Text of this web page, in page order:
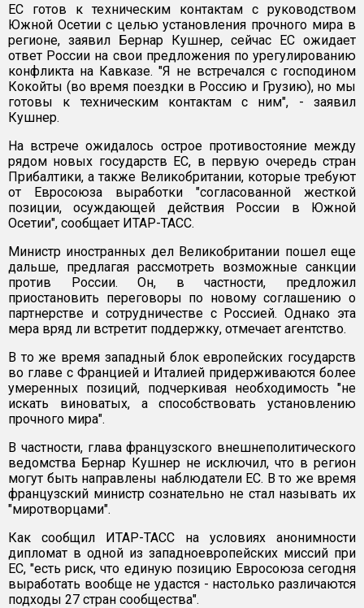
ЕС готов к техническим контактам с руководством
Южной Осетии с целью установления прочного мира в
регионе, заявил Бернар Кушнер, сейчас ЕС ожидает
ответ России на свои предложения по урегулированию
конфликта на Кавказе. "Я не встречался с господином
Кокойты (во время поездки в Россию и Грузию), но мы
готовы к техническим контактам с ним", - заявил
Кушнер.
На встрече ожидалось острое противостояние между
рядом новых государств ЕС, в первую очередь стран
Прибалтики, а также Великобритании, которые требуют
от Евросоюза выработки "согласованной жесткой
позиции, осуждающей действия России в Южной
Осетии", сообщает ИТАР-ТАСС.
Министр иностранных дел Великобритании пошел еще
дальше, предлагая рассмотреть возможные санкции
против России. Он, в частности, предложил
приостановить переговоры по новому соглашению о
партнерстве и сотрудничестве с Россией. Однако эта
мера вряд ли встретит поддержку, отмечает агентство.
В то же время западный блок европейских государств
во главе с Францией и Италией придерживаются более
умеренных позиций, подчеркивая необходимость "не
искать виноватых, а способствовать установлению
прочного мира".
В частности, глава французского внешнеполитического
ведомства Бернар Кушнер не исключил, что в регион
могут быть направлены наблюдатели ЕС. В то же время
французский министр сознательно не стал называть их
"миротворцами".
Как сообщил ИТАР-ТАСС на условиях анонимности
дипломат в одной из западноевропейских миссий при
ЕС, "есть риск, что единую позицию Евросоюза сегодня
выработать вообще не удастся - настолько различаются
подходы 27 стран сообщества".